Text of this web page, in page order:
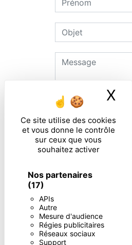
Ce site utilise des cookies
et vous donne le contrôle
sur ceux que vous
souhaitez activer
Nos partenaires
(17)
APIs
Autre
Mesure d'audience
Régies publicitaires
Réseaux sociaux
Support
X
Combien font zero
En cochant